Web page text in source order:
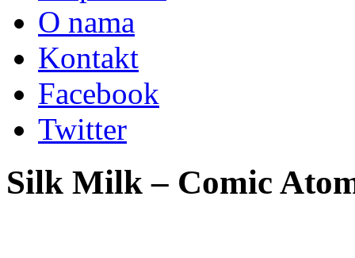
O nama
Kontakt
Facebook
Twitter
Silk Milk – Comic